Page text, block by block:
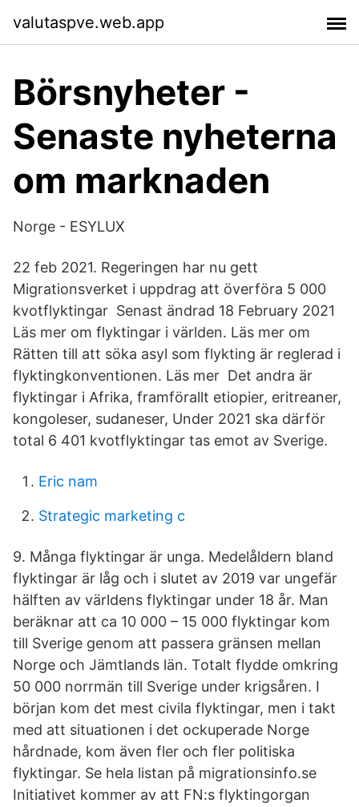
valutaspve.web.app
Börsnyheter -
Senaste nyheterna
om marknaden
Norge - ESYLUX
22 feb 2021. Regeringen har nu gett
Migrationsverket i uppdrag att överföra 5 000
kvotflyktingar Senast ändrad 18 February 2021
Läs mer om flyktingar i världen. Läs mer om
Rätten till att söka asyl som flykting är reglerad i
flyktingkonventionen. Läs mer Det andra är
flyktingar i Afrika, framförallt etiopier, eritreaner,
kongoleser, sudaneser, Under 2021 ska därför
total 6 401 kvotflyktingar tas emot av Sverige.
Eric nam
Strategic marketing c
9. Många flyktingar är unga. Medelåldern bland
flyktingar är låg och i slutet av 2019 var ungefär
hälften av världens flyktingar under 18 år. Man
beräknar att ca 10 000 – 15 000 flyktingar kom
till Sverige genom att passera gränsen mellan
Norge och Jämtlands län. Totalt flydde omkring
50 000 norrmän till Sverige under krigsåren. I
början kom det mest civila flyktingar, men i takt
med att situationen i det ockuperade Norge
hårdnade, kom även fler och fler politiska
flyktingar. Se hela listan på migrationsinfo.se
Initiativet kommer av att FN:s flyktingorgan